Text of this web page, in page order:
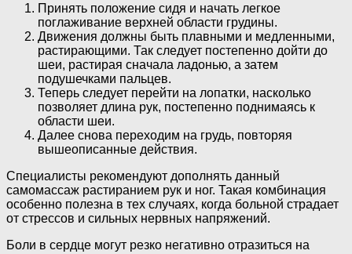
Принять положение сидя и начать легкое
поглаживание верхней области грудины.
Движения должны быть плавными и медленными,
растирающими. Так следует постепенно дойти до
шеи, растирая сначала ладонью, а затем
подушечками пальцев.
Теперь следует перейти на лопатки, насколько
позволяет длина рук, постепенно поднимаясь к
области шеи.
Далее снова переходим на грудь, повторяя
вышеописанные действия.
Специалисты рекомендуют дополнять данный
самомассаж растиранием рук и ног. Такая комбинация
особенно полезна в тех случаях, когда больной страдает
от стрессов и сильных нервных напряжений.
Боли в сердце могут резко негативно отразиться на